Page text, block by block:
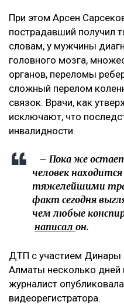
При этом Арсен
пострадавший получил
словам, у мужчины
головного мозга,
органов, переломы
сложный перелом
связок. Врачи, как
исключают, что
инвалидности.
– Пока же
человек
тяжелейшими
факт сегодня
чем любые
написал он.
ДТП с участием Динары
Алматы несколько дней
журналист
видеорегистратора.